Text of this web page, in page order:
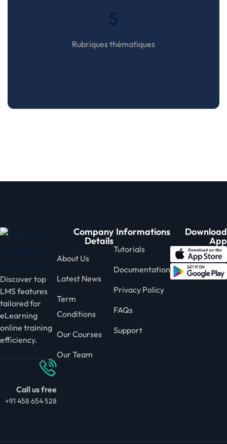
5
Rubriques thématiques
Discover top
LMS features
tailored for
eLearning
online training
efficiency.
Call us free
+91 458 654 528
Company
Details
About Us
Latest News
Term
Conditions
Our Courses
Our Team
Informations
Tutorials
Documentation
Privacy Policy
FAQs
Support
Download
App